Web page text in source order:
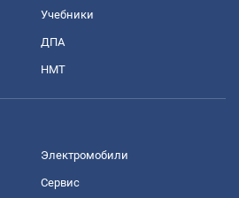
Учебники
ДПА
НМТ
Электромобили
Сервис